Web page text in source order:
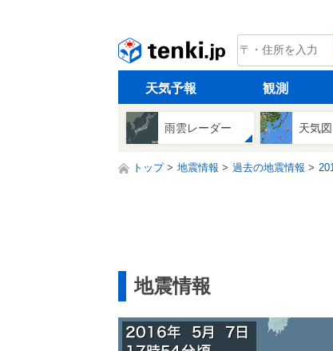
tenki.jp
天気予報 観測
雨雲レーダー 天気図
トップ 地震情報 過去の地震情報
地震情報